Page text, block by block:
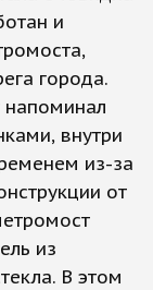
и
города.
напоминал
внутри
из-за
от
из
В этом